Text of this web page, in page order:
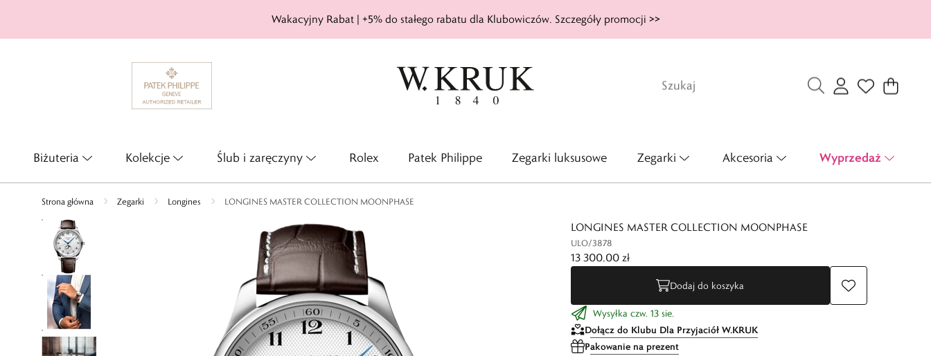
Wakacyjny Rabat | +5% do stałego rabatu dla Klubowiczów. Szczegóły promocji >>
Biżuteria Kolekcje Ślub i zaręczyny Rolex Patek Philippe Zegarki luksusowe Zegarki Akcesoria Wyprzedaż
Strona główna Zegarki Longines LONGINES MASTER COLLECTION MOONPHASE
LONGINES MASTER COLLECTION MOONPHASE
ULO/3878
13 300,00 zł
Dodaj do koszyka
Wysyłka czw. 13 sie.
Dołącz do Klubu Dla Przyjaciół W.KRUK
Pakowanie na prezent